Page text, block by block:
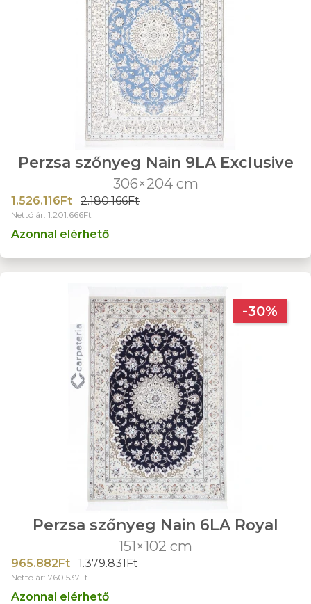
Perzsa szőnyeg Nain 9LA Exclusive
306×204 cm
1.526.116Ft 2.180.166Ft
Nettó ár: 1.201.666Ft
Azonnal elérhető
-30%
Perzsa szőnyeg Nain 6LA Royal
151×102 cm
965.882Ft 1.379.831Ft
Nettó ár: 760.537Ft
Azonnal elérhető